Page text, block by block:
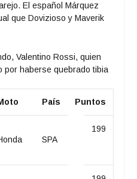
El español Márquez
que Dovizioso y Maverik
Valentino Rossi, quien
por haberse quebrado tibia
País Puntos
SPA
199